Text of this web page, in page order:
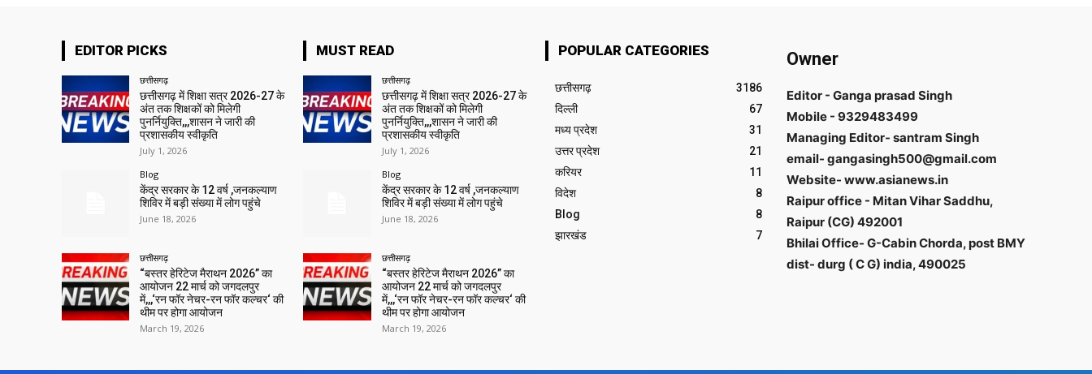
EDITOR PICKS
छत्तीसगढ़
छत्तीसगढ़ में शिक्षा सत्र 2026-27 के
अंत तक शिक्षकों को मिलेगी
पुनर्नियुक्ति,,,शासन ने जारी की
प्रशासकीय स्वीकृति
July 1, 2026
Blog
केंद्र सरकार के 12 वर्ष ,जनकल्याण
शिविर में बड़ी संख्या में लोग पहुंचे
June 18, 2026
छत्तीसगढ़
“बस्तर हेरिटेज मैराथन 2026” का
आयोजन 22 मार्च को जगदलपुर
में,,,‘रन फॉर नेचर-रन फॉर कल्चर‘ की
थीम पर होगा आयोजन
March 19, 2026
MUST READ
छत्तीसगढ़
छत्तीसगढ़ में शिक्षा सत्र 2026-27 के
अंत तक शिक्षकों को मिलेगी
पुनर्नियुक्ति,,,शासन ने जारी की
प्रशासकीय स्वीकृति
July 1, 2026
Blog
केंद्र सरकार के 12 वर्ष ,जनकल्याण
शिविर में बड़ी संख्या में लोग पहुंचे
June 18, 2026
छत्तीसगढ़
“बस्तर हेरिटेज मैराथन 2026” का
आयोजन 22 मार्च को जगदलपुर
में,,,‘रन फॉर नेचर-रन फॉर कल्चर‘ की
थीम पर होगा आयोजन
March 19, 2026
POPULAR CATEGORIES
छत्तीसगढ़
3186
दिल्ली
67
मध्य प्रदेश
31
उत्तर प्रदेश
21
करियर
11
विदेश
8
Blog
8
झारखंड
7
Owner
Editor - Ganga prasad Singh
Mobile - 9329483499
Managing Editor- santram Singh
email- gangasingh500@gmail.com
Website- www.asianews.in
Raipur office - Mitan Vihar Saddhu,
Raipur (CG) 492001
Bhilai Office- G-Cabin Chorda, post BMY
dist- durg ( C G) india, 490025